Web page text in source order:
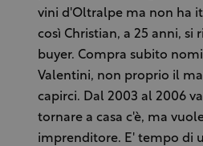
vini d'Oltralpe ma non ha
così Christian, a 25 anni, si
buyer. Compra subito
Valentini, non proprio il
capirci. Dal 2003 al 2006
tornare a casa c'è, ma
imprenditore. E' tempo di